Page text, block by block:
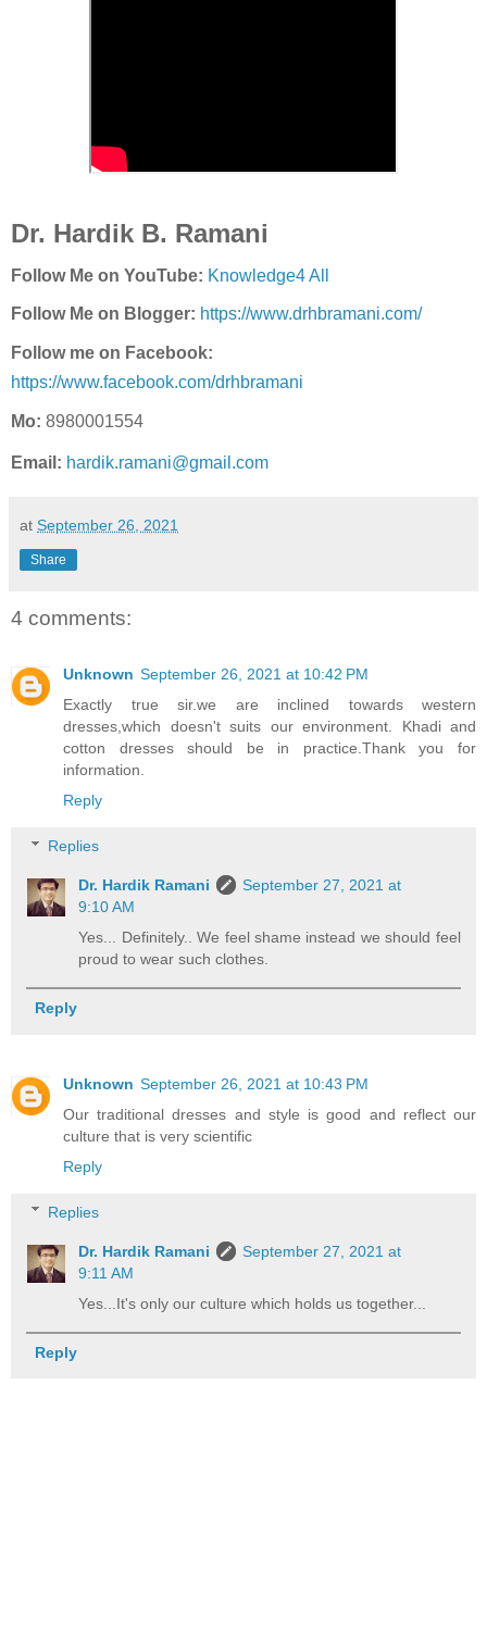
Dr. Hardik B. Ramani
Follow Me on YouTube: Knowledge4 All
Follow Me on Blogger: https://www.drhbramani.com/
Follow me on Facebook:
https://www.facebook.com/drhbramani
Mo: 8980001554
Email: hardik.ramani@gmail.com
at September 26, 2021
Share
4 comments:
Unknown September 26, 2021 at 10:42 PM
Exactly true sir.we are inclined towards western
dresses,which doesn't suits our environment. Khadi and
cotton dresses should be in practice.Thank you for
information.
Reply
Replies
Dr. Hardik Ramani
September 27, 2021 at
9:10 AM
Yes... Definitely.. We feel shame instead we should feel
proud to wear such clothes.
Reply
Unknown September 26, 2021 at 10:43 PM
Our traditional dresses and style is good and reflect our
culture that is very scientific
Reply
Replies
Dr. Hardik Ramani
September 27, 2021 at
9:11 AM
Yes...It's only our culture which holds us together...
Reply